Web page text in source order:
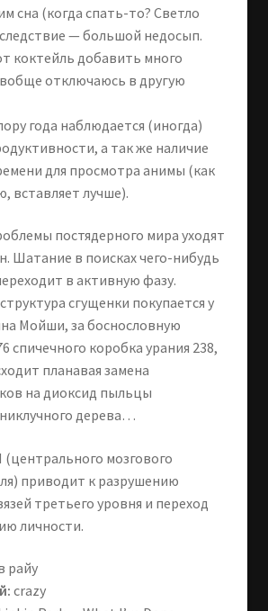
сна (когда спать-то? Светло
— большой недосып.
коктейль добавить много
вобще отключаюсь в другую
года наблюдается (иногда)
а так же наличие
для просмотра анимы (как
вставляет лучше).
постядерного мира уходят
Шатание в поисках чего-нибудь
в активную фазу.
сгущенки покупается у
Мойши, за боснословную
спичечного коробка урания 238,
планавая замена
на диоксид пыльцы
дерева…
мозгового
приводит к разрушению
третьего уровня и переход
личности.
райу
crazy